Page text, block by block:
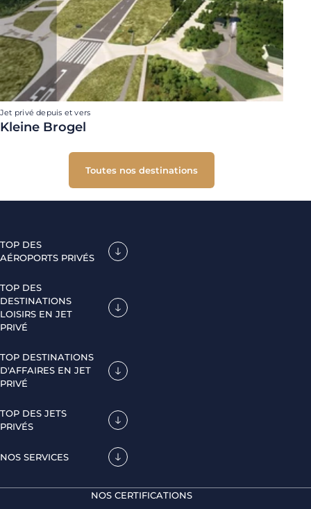
Jet privé depuis et vers
Kleine Brogel
Toutes nos destinations
TOP DES
AÉROPORTS PRIVÉS
TOP DES
DESTINATIONS
LOISIRS EN JET
PRIVÉ
TOP DESTINATIONS
D'AFFAIRES EN JET
PRIVÉ
TOP DES JETS
PRIVÉS
NOS SERVICES
NOS CERTIFICATIONS